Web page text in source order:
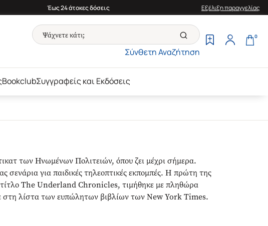
Έως 24 άτοκες δόσεις Εξέλιξη παραγγελίας
Σύνθετη Αναζήτηση
0
BookclubΣυγγραφείς και Εκδόσεις
των Ηνωμένων Πολιτειών, όπου ζει μέχρι σήμερα.
σενάρια για παιδικές τηλεοπτικές εκπομπές. Η πρώτη της
τίτλο The Underland Chronicles, τιμήθηκε με πληθώρα
στη λίστα των ευπώλητων βιβλίων των New York Times.